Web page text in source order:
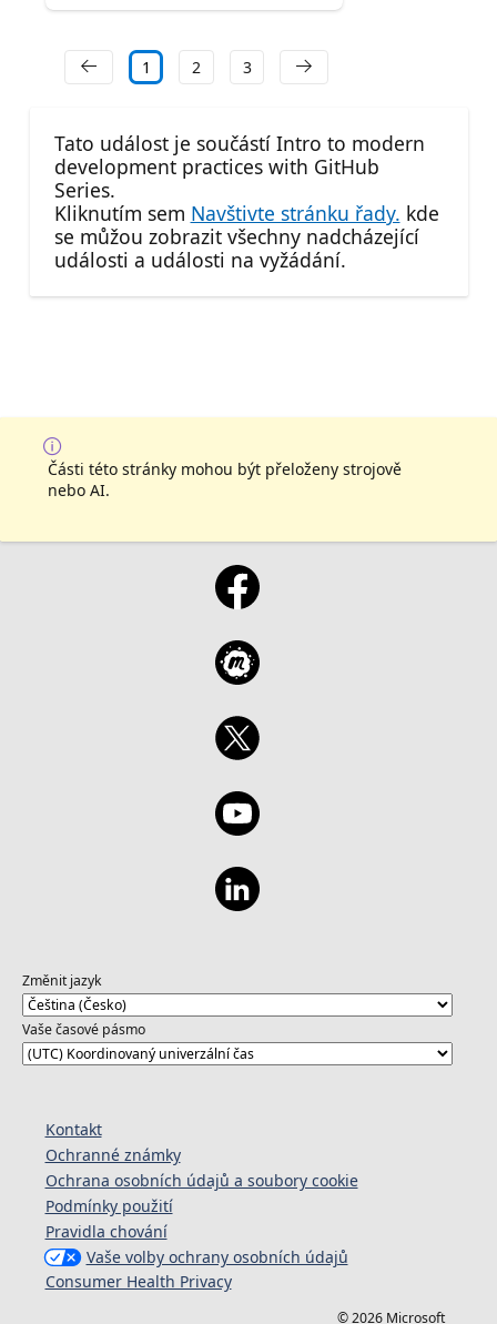
1 2 3
Tato událost je součástí Intro to modern
development practices with GitHub
Series.
Kliknutím sem Navštivte stránku řady. kde
se můžou zobrazit všechny nadcházející
události a události na vyžádání.
Části této stránky mohou být přeloženy strojově
nebo AI.
Změnit jazyk
Vaše časové pásmo
Kontakt
Ochranné známky
Ochrana osobních údajů a soubory cookie
Podmínky použití
Pravidla chování
Vaše volby ochrany osobních údajů
Consumer Health Privacy
© 2026 Microsoft